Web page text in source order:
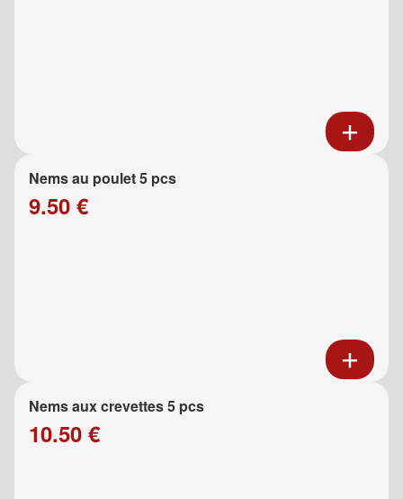
Nems au poulet 5 pcs
9.50 €
Nems aux crevettes 5 pcs
10.50 €